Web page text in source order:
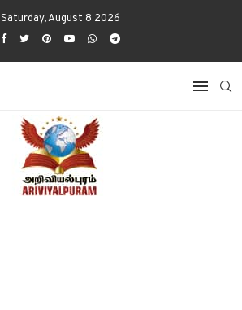
Saturday, August 8 2026